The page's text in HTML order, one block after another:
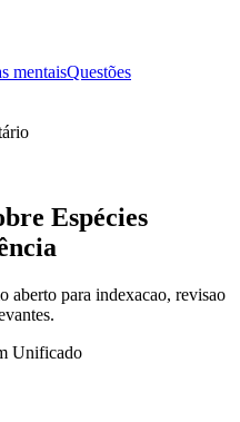
mentaisQuestões
Espécies
aberto para indexacao, revisao
Unificado